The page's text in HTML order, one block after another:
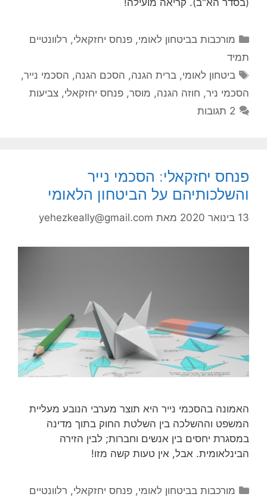
(בסדר הא"ב). קריאה מועילה!
קטגוריות
מורכבות בביטחון לאומי,פנחס יחזקאלי, רלוונטיים
תמיד
תגיות
ביטחון לאומי,ברית הגנה, הסכם הגנה, הסכמי נייר,
הסכמי ניר, חוזה הגנה, מוסר, פנחס יחזקאלי, צביעות
2 תגובות
פנחס יחזקאלי: הסכמי נייר
והשלכותיהם על הביטחון הלאומי
13 בינואר 2020 מאת yehezkeally@gmail.com
האמונה בהסכמי נייר היא תוצר מערבי הנובע מעליית
המשפט וההשלכה בין השלטת החוק בתוך מדינה
במסגרת יחסים בין אנשים וחברות; לבין הזירה
הבינלאומית. אבל, אין טעות קשה מזו!
קטגוריות
מורכבות בביטחון לאומי,פנחס יחזקאלי, רלוונטיים